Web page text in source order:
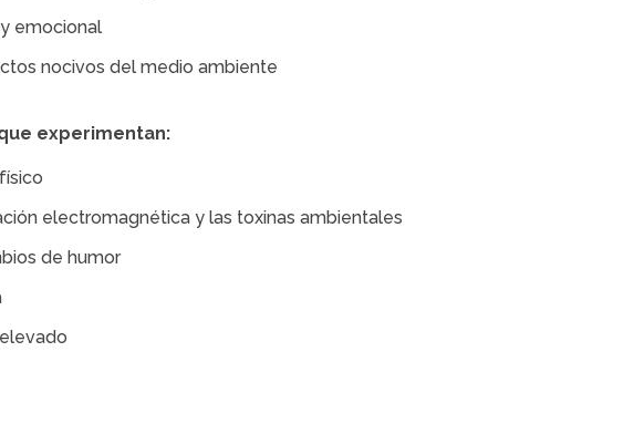
emocional
nocivos del medio ambiente
experimentan:
electromagnética y las toxinas ambientales
de humor